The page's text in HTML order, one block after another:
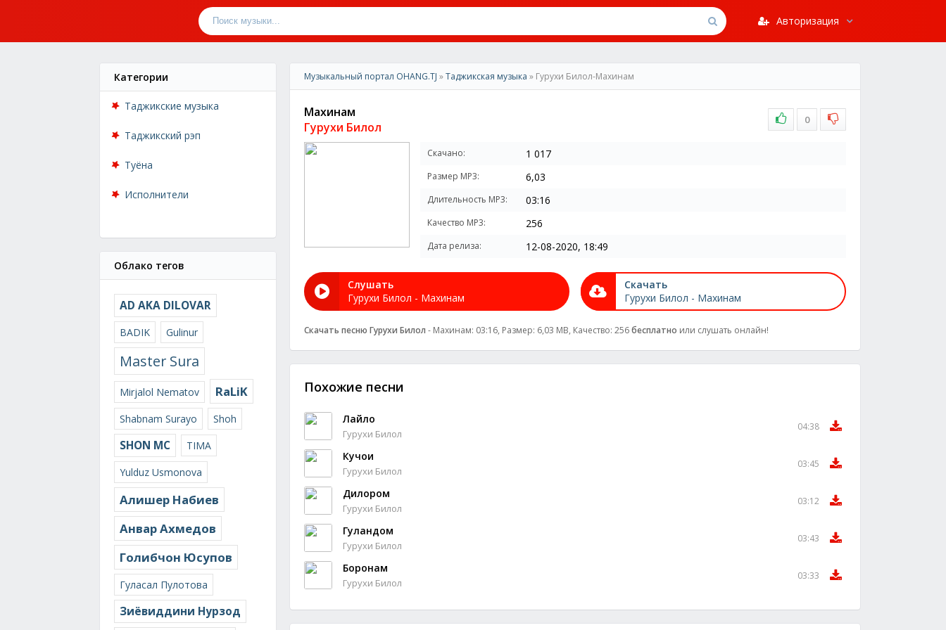
Авторизация
Категории
Таджикские музыка
Таджикский рэп
Туёна
Исполнители
Облако тегов
AD AKA DILOVAR
BADIK Gulinur
Master Sura
Mirjalol Nematov RaLiK
Shabnam Surayo Shoh
SHON MC
TIMA
Yulduz Usmonova
Алишер Набиев
Анвар Ахмедов
Голибчон Юсупов
Гуласал Пулотова
Зиёвиддини Нурзод
Музыкальный портал OHANG.TJ »Таджикская музыка » Гурухи Билол-Махинам
Махинам
Гурухи Билол
0
Скачано: 1 017
Размер MP3: 6,03
Длительность MP3: 03:16
Качество MP3: 256
Дата релиза: 12-08-2020, 18:49
Слушать
Гурухи Билол - Махинам
Скачать
Гурухи Билол - Махинам
Скачать песню Гурухи Билол - Махинам: 03:16, Размер: 6,03 MB, Качество: 256бесплатно или слушать онлайн!
Похожие песни
Лайло
Гурухи Билол
04:38
Кучои
Гурухи Билол
03:45
Дилором
Гурухи Билол
03:12
Гуландом
Гурухи Билол
03:43
Боронам
Гурухи Билол
03:33